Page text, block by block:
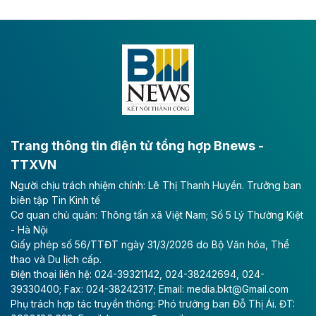
Đông A dài khoảng 25,1 km được kỳ vọng sẽ tạo động
lực phát triển kinh tế - xã hội khu vực phía Nam đồng
Long Thành
Tổng công ty Cảng hàng không Việt Nam - CTCP
(ACV) vừa lập kỷ lục mới về lợi nhuận trong quý
II/2026.
Theo baodautu.vn
Vinaconex lập đỉnh doanh thu
Tổng CTCP Xuất nhập khẩu và Xây dựng Việt Nam
(Vinaconex) đã khép lại nửa đầu năm với doanh thu
thuần gần 7.268 tỷ đồng, tăng 4% so với cùng kỳ và
Trang thông tin điện tử tổng hợp Bnews -
TTXVN
Người chịu trách nhiệm chính: Lê Thị Thanh Huyền. Trưởng ban
biên tập Tin Kinh tế
Cơ quan chủ quản: Thông tấn xã Việt Nam; Số 5 Lý Thường Kiệt
- Hà Nội
Giấy phép số 56/TTĐT ngày 31/3/2026 do Bộ Văn hóa, Thể
thao và Du lịch cấp.
Điện thoại liên hệ: 024-39321142, 024-38242694, 024-
39330400; Fax: 024-38242317; Email: media.bkt@Gmail.com
Phụ trách hợp tác truyền thông: Phó trưởng ban Đỗ Thị Ái. ĐT: